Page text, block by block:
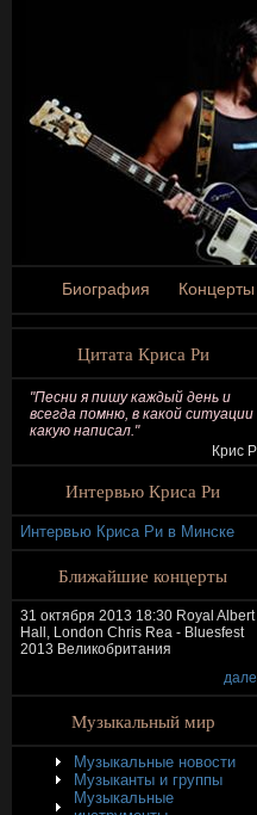
Биография Концерты
Цитата Криса Ри
"Песни я пишу каждый день и
всегда помню, в какой ситуации
какую написал."
Крис
Интервью Криса Ри
Интервью Криса Ри в Минске
Ближайшие концерты
31 октября 2013 18:30 Royal Albert
Hall, London Chris Rea - Bluesfest
2013 Великобритания
Музыкальный мир
Музыкальные новости
Музыканты и группы
Музыкальные